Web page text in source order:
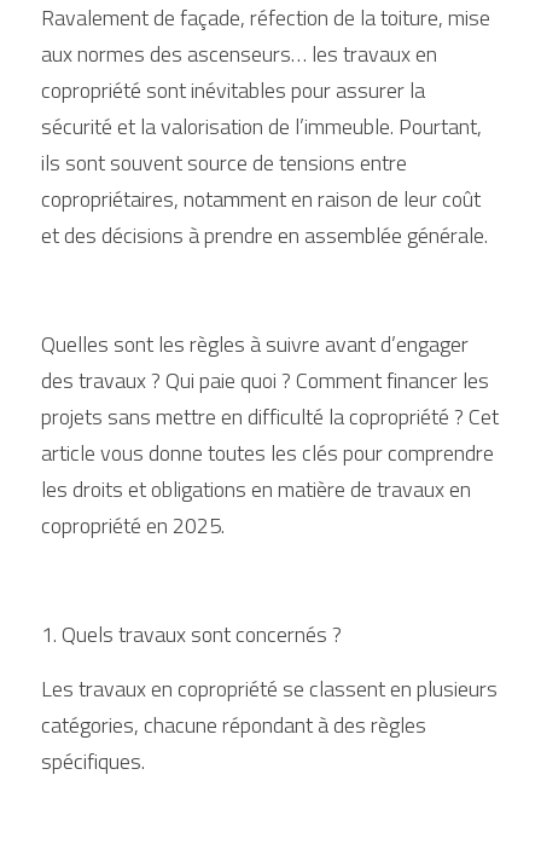
Ravalement de façade, réfection de la toiture, mise
aux normes des ascenseurs… les travaux en
copropriété sont inévitables pour assurer la
sécurité et la valorisation de l’immeuble. Pourtant,
ils sont souvent source de tensions entre
copropriétaires, notamment en raison de leur coût
et des décisions à prendre en assemblée générale.
Quelles sont les règles à suivre avant d’engager
des travaux ? Qui paie quoi ? Comment financer les
projets sans mettre en difficulté la copropriété ? Cet
article vous donne toutes les clés pour comprendre
les droits et obligations en matière de travaux en
copropriété en 2025.
1. Quels travaux sont concernés ?
Les travaux en copropriété se classent en plusieurs
catégories, chacune répondant à des règles
spécifiques.